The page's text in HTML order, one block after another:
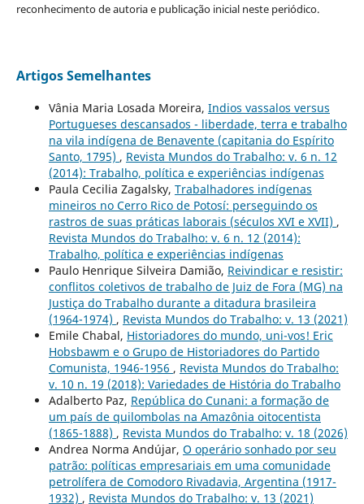
reconhecimento de autoria e publicação inicial neste periódico.
Artigos Semelhantes
Vânia Maria Losada Moreira, Indios vassalos versus
Portugueses descansados - liberdade, terra e trabalho
na vila indígena de Benavente (capitania do Espírito
Santo, 1795) , Revista Mundos do Trabalho: v. 6 n. 12
(2014): Trabalho, política e experiências indígenas
Paula Cecilia Zagalsky, Trabalhadores indígenas
mineiros no Cerro Rico de Potosí: perseguindo os
rastros de suas práticas laborais (séculos XVI e XVII) ,
Revista Mundos do Trabalho: v. 6 n. 12 (2014):
Trabalho, política e experiências indígenas
Paulo Henrique Silveira Damião, Reivindicar e resistir:
conflitos coletivos de trabalho de Juiz de Fora (MG) na
Justiça do Trabalho durante a ditadura brasileira
(1964-1974) , Revista Mundos do Trabalho: v. 13 (2021)
Emile Chabal, Historiadores do mundo, uni-vos! Eric
Hobsbawm e o Grupo de Historiadores do Partido
Comunista, 1946-1956 , Revista Mundos do Trabalho:
v. 10 n. 19 (2018): Variedades de História do Trabalho
Adalberto Paz, República do Cunani: a formação de
um país de quilombolas na Amazônia oitocentista
(1865-1888) , Revista Mundos do Trabalho: v. 18 (2026)
Andrea Norma Andújar, O operário sonhado por seu
patrão: políticas empresariais em uma comunidade
petrolífera de Comodoro Rivadavia, Argentina (1917-
1932) , Revista Mundos do Trabalho: v. 13 (2021)